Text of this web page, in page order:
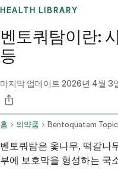
HEALTH LIBRARY
벤토쿼탐이란:
등
마지막 업데이트 2026년 4월 3
홈 의약품 Bentoquatam
벤토쿼탐은 옻나무, 떡갈나
부에 보호막을 형성하는 국